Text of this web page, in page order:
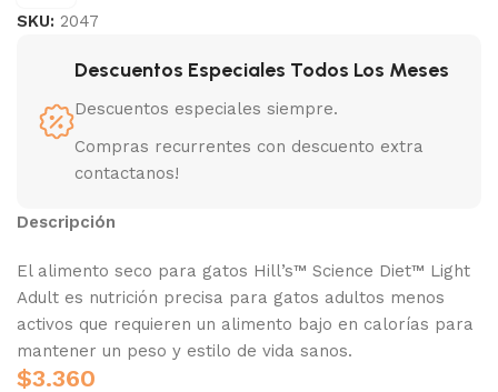
SKU: 2047
Descuentos Especiales Todos Los Meses
Descuentos especiales siempre.
Compras recurrentes con descuento extra
contactanos!
Descripción
El alimento seco para gatos Hill’s™ Science Diet™ Light
Adult es nutrición precisa para gatos adultos menos
activos que requieren un alimento bajo en calorías para
mantener un peso y estilo de vida sanos.
$3.360